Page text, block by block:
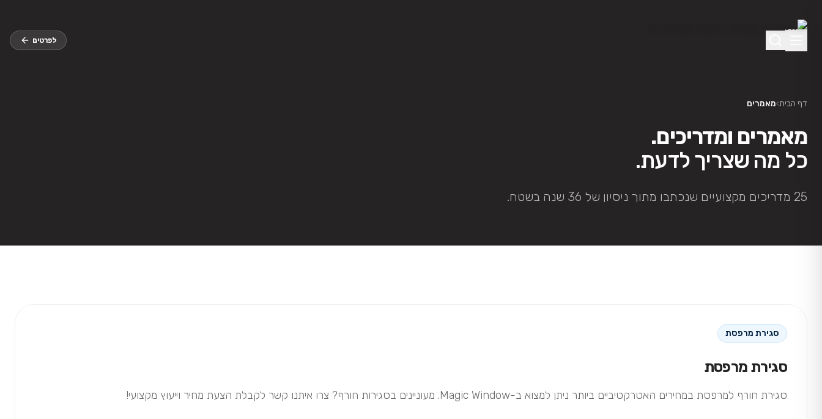
לפרטים
דף הבית›מאמרים
מאמרים ומדריכים.
כל מה שצריך לדעת.
25 מדריכים מקצועיים שנכתבו מתוך ניסיון של 36 שנה בשטח.
סגירת מרפסת
סגירת מרפסת
סגירת חורף למרפסת במחירים האטרקטיביים ביותר ניתן למצוא ב-Magic Window. מעוניינים בסגירות חורף? צרו איתנו קשר לקבלת הצעת מחיר וייעוץ מקצועי!